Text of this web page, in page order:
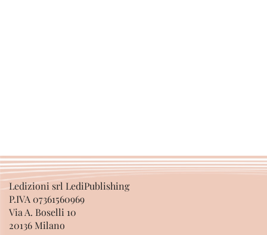
Ledizioni srl LediPublishing
P.IVA 07361560969
Via A. Boselli 10
20136 Milano